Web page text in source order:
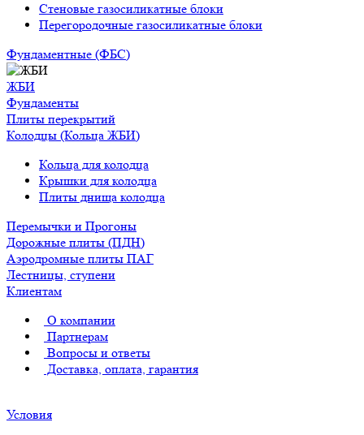
Стеновые газосиликатные блоки
Перегородочные газосиликатные блоки
Фундаментные (ФБС)
ЖБИ
Фундаменты
Плиты перекрытий
Колодцы (Кольца ЖБИ)
Кольца для колодца
Крышки для колодца
Плиты днища колодца
Перемычки и Прогоны
Дорожные плиты (ПДН)
Аэродромные плиты ПАГ
Лестницы, ступени
Клиентам
О компании
Партнерам
Вопросы и ответы
Доставка, оплата, гарантия
Условия